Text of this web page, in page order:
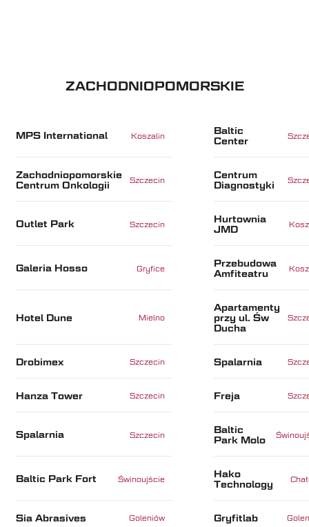
ZACHODNIOPOMORSKIE
MPS International Koszalin
Baltic
Center
Zachodniopomorskie
Centrum Onkologii
Szczecin
Centrum
Diagnostyki
Outlet Park Szczecin
Hurtownia
JMD
Galeria Hosso Gryfice
Przebudowa
Amfiteatru
Hotel Dune Mielno
Apartamenty
przy ul. Św
Ducha
Drobimex Szczecin Spalarnia
Hanza Tower Szczecin Freja
Spalarnia Szczecin
Baltic
Park Molo
Baltic Park Fort Świnoujście
Hako
Technology
Sia Abrasives Goleniów Gryfitlab